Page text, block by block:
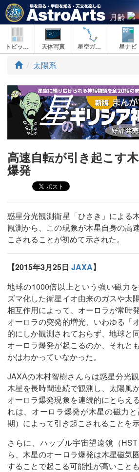
月齢
トピックス 天体写真 星空ガイド 星ナビ
ト
プ
太陽系
高速自転が引き起こす
爆発
惑星分光観測衛星「ひさき」による
観測から、この現象が木星自身の高
こされることが初めて示された。
【2015年3月25日 JAXA】
地球の1000倍以上という強い磁力
ズマ化した衛星イオ由来のガスや太
相互作用によって、オーロラが常時
オーロラの突発的増光、いわゆる「
的にしか観測されておらず、地球と
オーロラ爆発が起こるのか、それと
かはわかっていなかった。
JAXAの木村智樹さんらは惑星分光
木星を長時間連続で観測し、太陽風
オーロラ爆発現象を連続的にとらえ
れは、オーロラ爆発が木星の磁力
期）によって引き起こされることを示
さらに、ハッブル宇宙望遠鏡（
ら、木星のオーロラ爆発は木星磁気
することで起こる可能性が高いことも